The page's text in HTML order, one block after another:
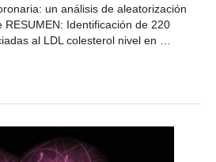
un análisis de aleatorización
RESUMEN: Identificación de 220
al LDL colesterol nivel en …